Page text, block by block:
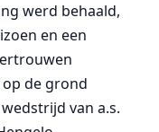
werd behaald,
en een
de grond
van a.s.